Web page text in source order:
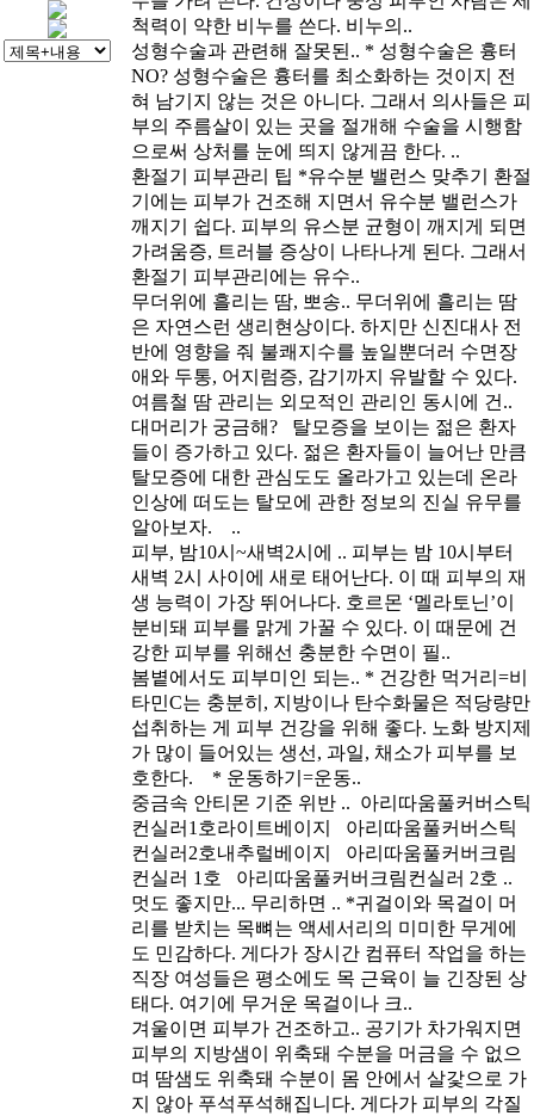
척력이 약한 비누를 쓴다. 비누의..
성형수술과 관련해 잘못된.. * 성형수술은 흉터
NO? 성형수술은 흉터를 최소화하는 것이지 전
혀 남기지 않는 것은 아니다. 그래서 의사들은 피
부의 주름살이 있는 곳을 절개해 수술을 시행함
으로써 상처를 눈에 띄지 않게끔 한다. ..
환절기 피부관리 팁 *유수분 밸런스 맞추기 환절
기에는 피부가 건조해 지면서 유수분 밸런스가
깨지기 쉽다. 피부의 유스분 균형이 깨지게 되면
가려움증, 트러블 증상이 나타나게 된다. 그래서
환절기 피부관리에는 유수..
무더위에 흘리는 땀, 뽀송.. 무더위에 흘리는 땀
은 자연스런 생리현상이다. 하지만 신진대사 전
반에 영향을 줘 불쾌지수를 높일뿐더러 수면장
애와 두통, 어지럼증, 감기까지 유발할 수 있다.
여름철 땀 관리는 외모적인 관리인 동시에 건..
대머리가 궁금해?
탈모증을 보이는 젊은 환자
들이 증가하고 있다. 젊은 환자들이 늘어난 만큼
탈모증에 대한 관심도도 올라가고 있는데 온라
인상에 떠도는 탈모에 관한 정보의 진실 유무를
알아보자. ..
피부, 밤10시~새벽2시에 .. 피부는 밤 10시부터
새벽 2시 사이에 새로 태어난다. 이 때 피부의 재
생 능력이 가장 뛰어나다. 호르몬 ‘멜라토닌’이
분비돼 피부를 맑게 가꿀 수 있다. 이 때문에 건
강한 피부를 위해선 충분한 수면이 필..
봄볕에서도 피부미인 되는.. * 건강한 먹거리=비
타민C는 충분히, 지방이나 탄수화물은 적당량만
섭취하는 게 피부 건강을 위해 좋다. 노화 방지제
가 많이 들어있는 생선, 과일, 채소가 피부를 보
호한다. * 운동하기=운동..
중금속 안티몬 기준 위반 .. 아리따움풀커버스틱
컨실러1호라이트베이지 아리따움풀커버스틱
컨실러2호내추럴베이지 아리따움풀커버크림
컨실러 1호 아리따움풀커버크림컨실러 2호 ..
멋도 좋지만... 무리하면 .. *귀걸이와 목걸이 머
리를 받치는 목뼈는 액세서리의 미미한 무게에
도 민감하다. 게다가 장시간 컴퓨터 작업을 하는
직장 여성들은 평소에도 목 근육이 늘 긴장된 상
태다. 여기에 무거운 목걸이나 크..
겨울이면 피부가 건조하고.. 공기가 차가워지면
피부의 지방샘이 위축돼 수분을 머금을 수 없으
며 땀샘도 위축돼 수분이 몸 안에서 살갗으로 가
지 않아 푸석푸석해집니다. 게다가 피부의 각질